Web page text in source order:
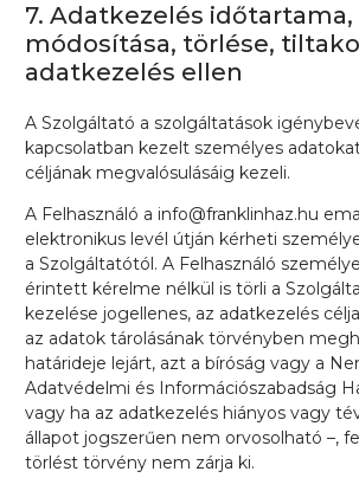
7. Adatkezelés
módosítása, törlése,
adatkezelés ellen
A Szolgáltató a szolgáltatások
kapcsolatban kezelt személyes
céljának megvalósulásáig kezeli.
A Felhasználó a info@franklinhaz.hu
elektronikus levél útján kérheti
a Szolgáltatótól. A Felhasználó
érintett kérelme nélkül is törli a
kezelése jogellenes, az adatkezelés
az adatok tárolásának törvényben
határideje lejárt, azt a bíróság vagy a
Adatvédelmi és Információszabadság
vagy ha az adatkezelés hiányos vagy
állapot jogszerűen nem orvosolható –,
törlést törvény nem zárja ki.